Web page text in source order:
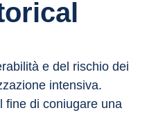
e del rischio dei
intensiva.
fine di coniugare una